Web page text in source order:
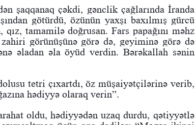
şaqqanaq çəkdi, gənclik çağlarında İranda
götürdü, özünün yaxşı baxılmış gürcü
tamamilə doğrusan. Fars papağını məhz
görünüşünə görə də, geyiminə görə də
əladan əla öyüd verdin. Bərəkallah sənin
tetri çıxartdı, öz müşaiyətçilərinə verib,
hədiyyə olaraq verin”.
oldu, hədiyyədən uzaq durdu, qətiyyətlə